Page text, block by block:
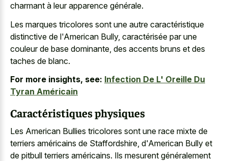
charmant à leur apparence générale.
Les marques tricolores sont une autre caractéristique
distinctive de l'American Bully, caractérisée par une
couleur de base dominante, des accents bruns et des
taches de blanc.
For more insights, see: Infection De L' Oreille Du
Tyran Américain
Caractéristiques physiques
Les American Bullies tricolores sont une race mixte de
terriers américains de Staffordshire, d'American Bully et
de pitbull terriers américains. Ils mesurent généralement